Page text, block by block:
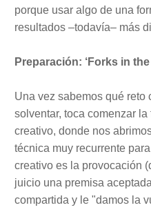
porque usar algo de una
resultados –todavía– más
Preparación: ‘Forks in the
Una vez sabemos qué reto
solventar, toca comenzar
creativo, donde nos
técnica muy recurrente
creativo es la provocación
juicio una premisa
compartida y le "damos la